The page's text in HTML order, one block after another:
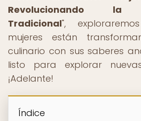
Revolucionando la
Tradicional",
mujeres están
culinario con sus saberes
listo para explorar
¡Adelante!
Índice